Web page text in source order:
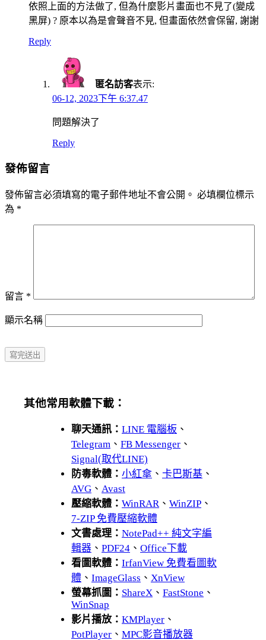
依照上面的方法做了, 但為什麼影片畫面也不見了(變成
黑屏) ? 原本以為是會聲音不見, 但畫面依然會保留, 謝謝
Reply
匿名訪客表示:
06-12, 2023下午 6:37.47
問題解決了
Reply
發佈留言
發佈留言必須填寫的電子郵件地址不會公開。 必填欄位標示
為 *
留言 *
顯示名稱
其他常用軟體下載：
聊天通訊： LINE 電腦板 、
Telegram 、 FB Messenger 、
Signal(取代LINE)
防毒軟體： 小紅傘 、 卡巴斯基 、
AVG 、 Avast
壓縮軟體： WinRAR、 WinZIP 、
7-ZIP 免費壓縮軟體
文書處理： NotePad++ 純文字編
輯器 、 PDF24 、 Office下載
看圖軟體： IrfanView 免費看圖軟
體 、 ImageGlass 、 XnView
螢幕抓圖： ShareX 、 FastStone 、
WinSnap
影片播放： KMPlayer 、
PotPlayer 、 MPC影音播放器